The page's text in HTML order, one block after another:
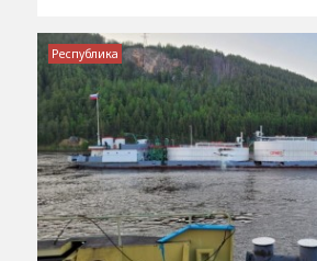
Республика